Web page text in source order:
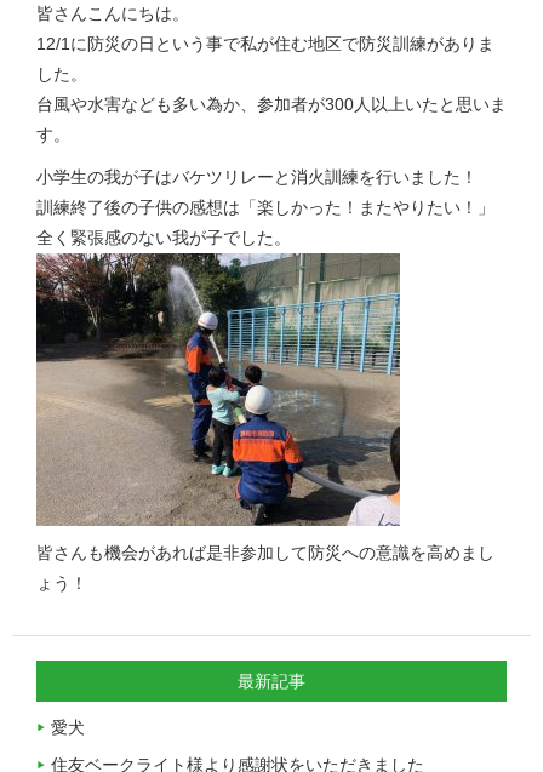
皆さんこんにちは。
12/1に防災の日という事で私が住む地区で防災訓練がありま
した。
台風や水害なども多い為か、参加者が300人以上いたと思いま
す。
小学生の我が子はバケツリレーと消火訓練を行いました！
訓練終了後の子供の感想は「楽しかった！またやりたい！」
全く緊張感のない我が子でした。
皆さんも機会があれば是非参加して防災への意識を高めまし
ょう！
最新記事
愛犬
住友ベークライト様より感謝状をいただきました